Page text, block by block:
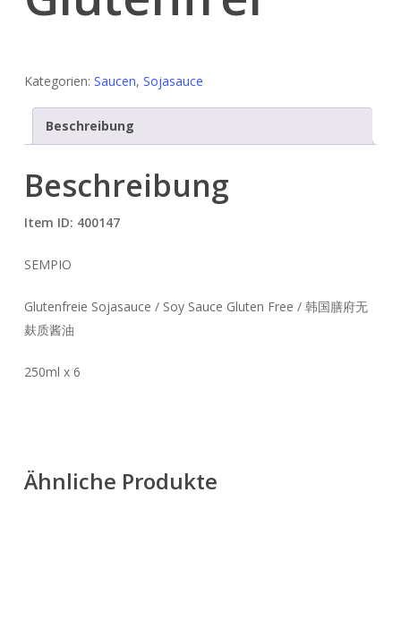
Kategorien: Saucen, Sojasauce
Beschreibung
Beschreibung
Item ID: 400147
SEMPIO
Glutenfreie Sojasauce / Soy Sauce Gluten Free / 韩国膳府无
麸质酱油
250ml x 6
Ähnliche Produkte